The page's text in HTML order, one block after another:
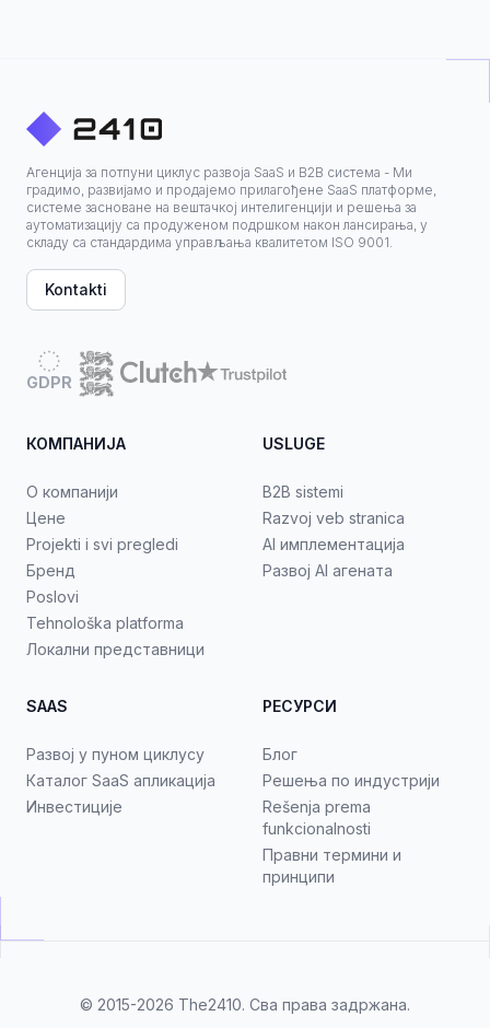
Агенција за потпуни циклус развоја SaaS и B2B система - Ми
градимо, развијамо и продајемо прилагођене SaaS платформе,
системе засноване на вештачкој интелигенцији и решења за
аутоматизацију са продуженом подршком након лансирања, у
складу са стандардима управљања квалитетом ISO 9001.
Kontakti
GDPR
КОМПАНИЈА
О компанији
Цене
Projekti i svi pregledi
Бренд
Poslovi
Tehnološka platforma
Локални представници
USLUGE
B2B sistemi
Razvoj veb stranica
AI имплементација
Развој AI агената
SAAS
Развој у пуном циклусу
Каталог SaaS апликација
Инвестиције
РЕСУРСИ
Блог
Решења по индустрији
Rešenja prema
funkcionalnosti
Правни термини и
принципи
© 2015-2026 The2410. Сва права задржана.